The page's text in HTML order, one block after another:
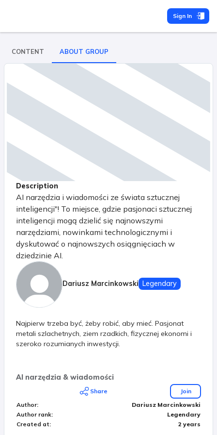
Sign In
CONTENT ABOUT GROUP
Description
AI narzędzia i wiadomości ze świata sztucznej
inteligencji"! To miejsce, gdzie pasjonaci sztucznej
inteligencji mogą dzielić się najnowszymi
narzędziami, nowinkami technologicznymi i
dyskutować o najnowszych osiągnięciach w
dziedzinie AI.
Dariusz Marcinkowski Legendary
Najpierw trzeba być, żeby robić, aby mieć. Pasjonat
metali szlachetnych, ziem rzadkich, fizycznej ekonomi i
szeroko rozumianych inwestycji.
AI narzędzia & wiadomości
Share
Join
Author:
Dariusz Marcinkowski
Author rank:
Legendary
Created at: 2 years